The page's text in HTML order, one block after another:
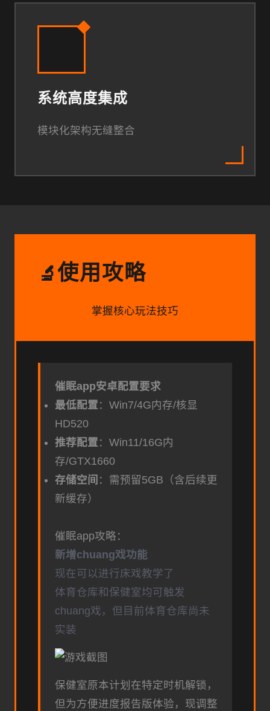
系统高度集成
模块化架构无缝整合
🔬使用攻略
掌握核心玩法技巧
催眠app安卓配置要求
​最低配置​ ​：Win7/4G内存/核显
HD520
​推荐配置​ ​：Win11/16G内
存/GTX1660
​存储空间​ ​：需预留5GB（含后续更
新缓存）
催眠app攻略：
新增chuang戏功能
现在可以进行床戏教学了
体育仓库和保健室均可触发
chuang戏，但目前体育仓库尚未
实装
保健室原本计划在特定时机解锁，
但为方便进度报告版体验，现调整